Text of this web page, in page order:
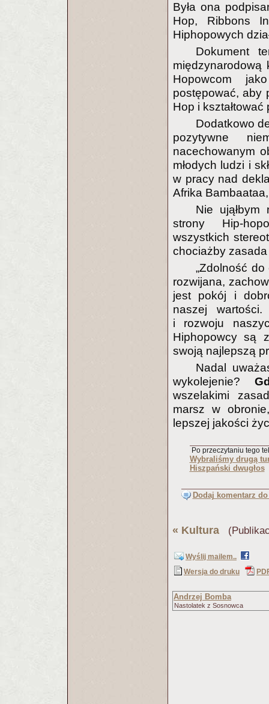
Była ona
Hop, Ribbons
Hiphopowych
Dokument
międzynarodową
Hopowcom
postępować, aby
Hop i
Dodatkowo
pozytywne
nacechowanym
młodych ludzi i
w pracy nad
Afrika
Nie
strony Hip-
wszystkich
chociażby zasada
„Zdolność
rozwijana,
jest pokój i
naszej
i rozwoju
Hiphopowcy są
swoją najlepszą
Nadal
wykolejenie?
wszelakimi
marsz w
lepszej jakości
Po przeczytaniu tego
Wybraliśmy drugą
Hiszpański dwugłos
Dodaj komentarz
« Kultura
Wyślij mailem..
Wersja do druku
Andrzej Bomba
Nastolatek z Sosnowca